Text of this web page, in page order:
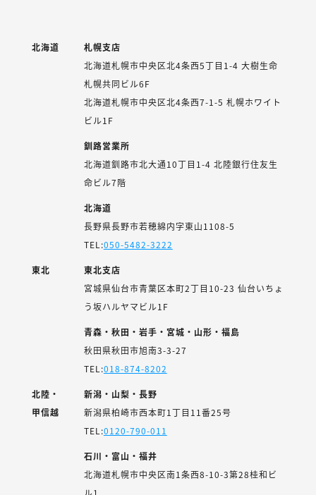
北海道
札幌支店
北海道札幌市中央区北4条西5丁目1-4 大樹生命
札幌共同ビル6F
北海道札幌市中央区北4条西7-1-5 札幌ホワイト
ビル1F
釧路営業所
北海道釧路市北大通10丁目1-4 北陸銀行住友生
命ビル7階
北海道
長野県長野市若穂綿内字東山1108-5
TEL:050-5482-3222
東北
東北支店
宮城県仙台市青葉区本町2丁目10-23 仙台いちょ
う坂ハルヤマビル1F
青森・秋田・岩手・宮城・山形・福島
秋田県秋田市旭南3-3-27
TEL:018-874-8202
北陸・
甲信越
新潟・山梨・長野
新潟県柏崎市西本町1丁目11番25号
TEL:0120-790-011
石川・富山・福井
北海道札幌市中央区南1条西8-10-3第28桂和ビ
ル1